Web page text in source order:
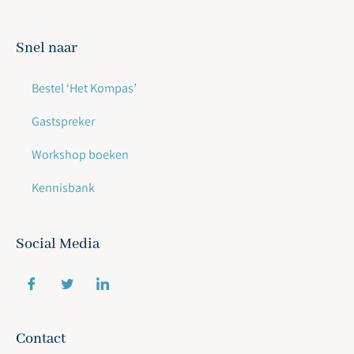
Snel naar
Bestel ‘Het Kompas’
Gastspreker
Workshop boeken
Kennisbank
Social Media
Contact